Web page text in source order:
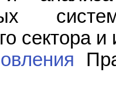
сектора